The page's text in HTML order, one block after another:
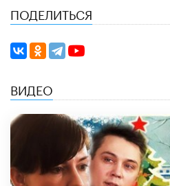
ПОДЕЛИТЬСЯ
ВИДЕО